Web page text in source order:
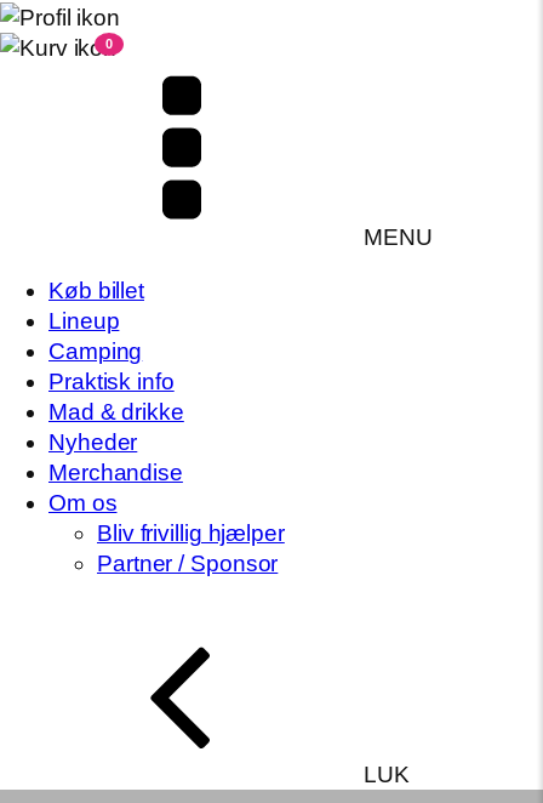
0
MENU
Køb billet
Lineup
Camping
Praktisk info
Mad & drikke
Nyheder
Merchandise
Om os
Bliv frivillig hjælper
Partner / Sponsor
LUK